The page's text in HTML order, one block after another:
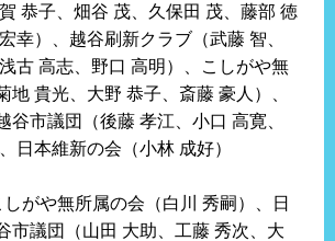
恭子、畑谷 茂、久保田 茂、藤部 徳
幸）、越谷刷新クラブ（武藤 智、
古 高志、野口 高明）、こしがや無
地 貴光、大野 恭子、斎藤 豪人）、
谷市議団（後藤 孝江、小口 高寛、
日本維新の会（小林 成好）
がや無所属の会（白川 秀嗣）、日
市議団（山田 大助、工藤 秀次、大